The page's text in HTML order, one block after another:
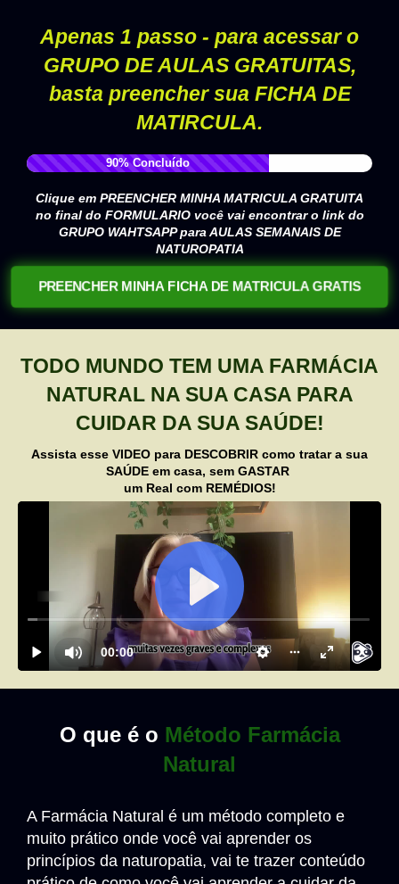
Apenas 1 passo - para acessar o
GRUPO DE AULAS GRATUITAS,
basta preencher sua FICHA DE
MATIRCULA.
90% Concluído
Clique em PREENCHER MINHA MATRICULA GRATUITA
no final do FORMULARIO você vai encontrar o link do
GRUPO WAHTSAPP para AULAS SEMANAIS DE
NATUROPATIA
PREENCHER MINHA FICHA DE MATRICULA GRATIS
TODO MUNDO TEM UMA FARMÁCIA
NATURAL NA SUA CASA PARA
CUIDAR DA SUA SAÚDE!
Assista esse VIDEO para DESCOBRIR como tratar a sua
SAÚDE em casa, sem GASTAR
um Real com REMÉDIOS!
O que é o Método Farmácia
Natural
A Farmácia Natural é um método completo e
muito prático onde você vai aprender os
princípios da naturopatia, vai te trazer conteúdo